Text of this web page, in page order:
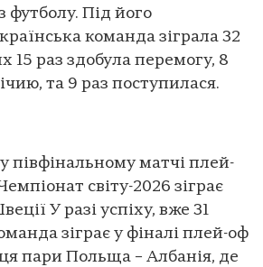
футболу. Під його
команда зіграла 32
15 раз здобула перемогу, 8
та 9 раз поступилася.
півфінальному матчі плей-
світу-2026 зіграє
У разі успіху, вже 31
зіграє у фіналі плей-оф
пари Польща – Албанія, де